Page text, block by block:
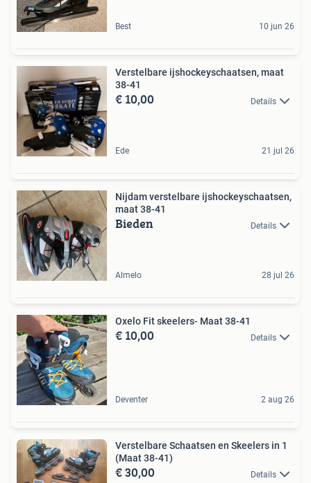
Best 10 jun 26
Verstelbare ijshockeyschaatsen, maat
38-41
€ 10,00 Details
Ede 21 jul 26
Nijdam verstelbare ijshockeyschaatsen,
maat 38-41
Bieden Details
Almelo 28 jul 26
Oxelo Fit skeelers- Maat 38-41
€ 10,00 Details
Deventer 2 aug 26
Verstelbare Schaatsen en Skeelers in 1
(Maat 38-41)
€ 30,00 Details